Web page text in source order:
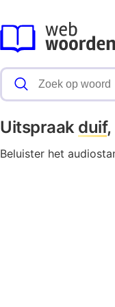
Uitspraak duif,
Beluister het